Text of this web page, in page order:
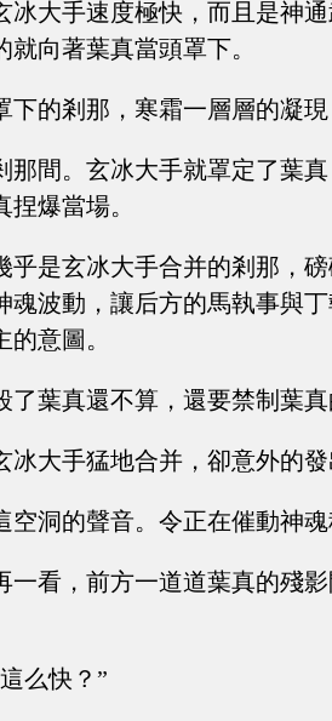
冰大手速度極快，而且是神
就向著葉真當頭罩下。
下的剎那，寒霜一層層的凝
那間。玄冰大手就罩定了葉
捏爆當場。
乎是玄冰大手合并的剎那，
魂波動，讓后方的馬執事與
的意圖。
了葉真還不算，還要禁制葉
冰大手猛地合并，卻意外的
空洞的聲音。令正在催動神
一看，前方一道道葉真的殘
么快？”